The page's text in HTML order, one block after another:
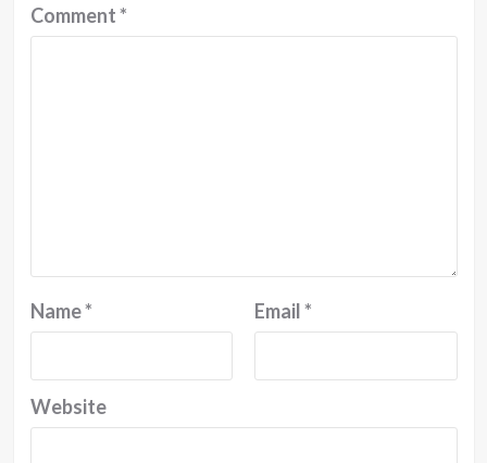
Comment*
Name* Email*
Website